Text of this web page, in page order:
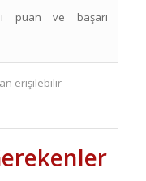
puan ve başarı
erişilebilir